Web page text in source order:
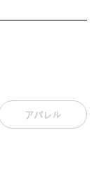
アパレル